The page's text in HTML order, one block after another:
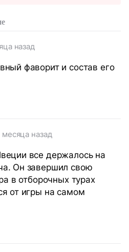
назад
фаворит и состав его
месяца назад
все держалось на
Он завершил свою
в отборочных турах
от игры на самом